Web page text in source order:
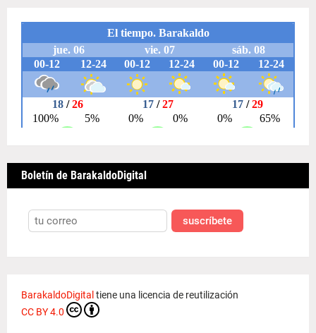
Boletín de BarakaldoDigital
suscríbete
BarakaldoDigital tiene una licencia de reutilización
CC BY 4.0